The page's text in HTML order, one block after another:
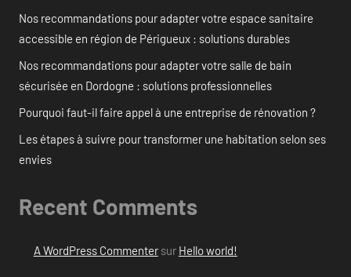
Nos recommandations pour adapter votre espace sanitaire
accessible en région de Périgueux : solutions durables
Nos recommandations pour adapter votre salle de bain
sécurisée en Dordogne : solutions professionnelles
Pourquoi faut-il faire appel à une entreprise de rénovation ?
Les étapes à suivre pour transformer une habitation selon ses
envies
Recent Comments
A WordPress Commentersur Hello world!